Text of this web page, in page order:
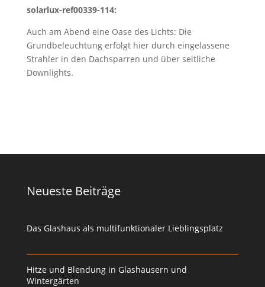
solarlux-ref00339-114:
Auch am Abend eine Oase des Lichts: Die
Grundbeleuchtung erfolgt hier durch eingelassene
Strahler in den Dachsparren und über seitliche
Downlights.
Neueste Beiträge
Das Glashaus als multifunktionaler Lieblingsplatz
Hitze und Blendung in Glashäusern und
Wintergärten